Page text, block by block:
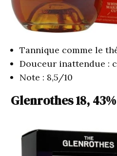
Tannique comme le
Douceur inattendue :
Note : 8,5/10
Glenrothes 18,